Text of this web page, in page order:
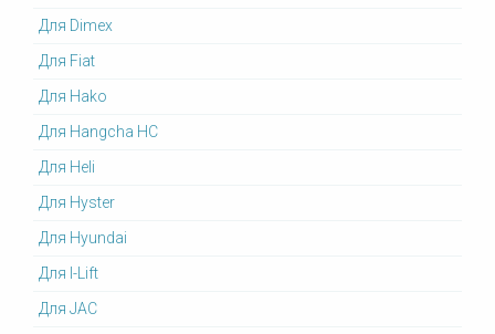
Для Dimex
Для Fiat
Для Hako
Для Hangcha HC
Для Heli
Для Hyster
Для Hyundai
Для I-Lift
Для JAC